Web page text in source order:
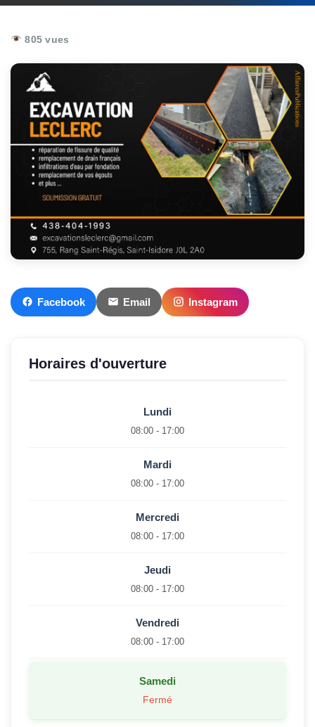
805 vues
Facebook Email Instagram
Horaires d'ouverture
Lundi
08:00 - 17:00
Mardi
08:00 - 17:00
Mercredi
08:00 - 17:00
Jeudi
08:00 - 17:00
Vendredi
08:00 - 17:00
Samedi
Fermé